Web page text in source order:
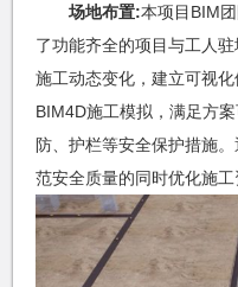
场地布置:本项目BIM
了功能齐全的项目与工人
施工动态变化，建立可视
BIM4D施工模拟，满足方
防、护栏等安全保护措施
范安全质量的同时优化施工